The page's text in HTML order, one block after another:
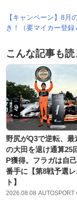
【キャンペーン】8月
き！（要マイカー登録
こんな記事も
野尻がQ3で逆転、最
の大田を退け通算25
P獲得。フラガは自
番手に【第8戦予選
ト】
2026.08.08 AUTOSPORT